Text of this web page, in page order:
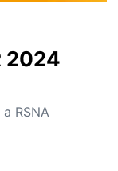
2024
RSNA